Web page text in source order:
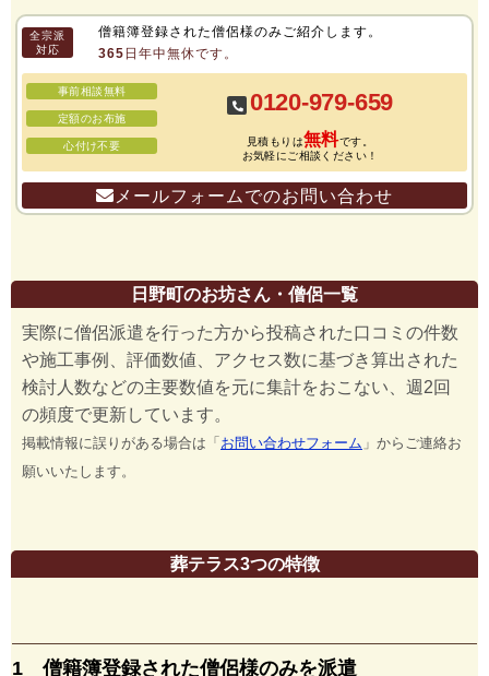
全宗派
対応
僧籍簿登録された僧侶様のみご紹介します。
365日年中無休です。
事前相談無料
定額のお布施
心付け不要
0120-979-659
見積もりは無料です。
お気軽にご相談ください！
メールフォームでのお問い合わせ
日野町のお坊さん・僧侶一覧
実際に僧侶派遣を行った方から投稿された口コミの件数
や施工事例、評価数値、アクセス数に基づき算出された
検討人数などの主要数値を元に集計をおこない、週2回
の頻度で更新しています。
掲載情報に誤りがある場合は「お問い合わせフォーム 」からご連絡お
願いいたします。
葬テラス3つの特徴
1 僧籍簿登録された僧侶様のみを派遣